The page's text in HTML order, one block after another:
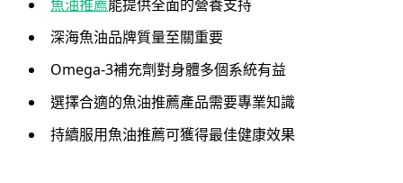
魚油推薦能提供全面的營養支持
深海魚油品牌質量至關重要
Omega-3補充劑對身體多個系統有益
選擇合適的魚油推薦產品需要專業知識
持續服用魚油推薦可獲得最佳健康效果